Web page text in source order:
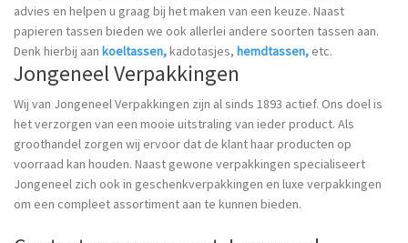
advies en helpen u graag bij het maken van een keuze. Naast
papieren tassen bieden we ook allerlei andere soorten tassen aan.
Denk hierbij aan koeltassen,kadotasjes, hemdtassen, etc.
Jongeneel Verpakkingen
Wij van Jongeneel Verpakkingen zijn al sinds 1893 actief. Ons doel is
het verzorgen van een mooie uitstraling van ieder product. Als
groothandel zorgen wij ervoor dat de klant haar producten op
voorraad kan houden. Naast gewone verpakkingen specialiseert
Jongeneel zich ook in geschenkverpakkingen en luxe verpakkingen
om een compleet assortiment aan te kunnen bieden.